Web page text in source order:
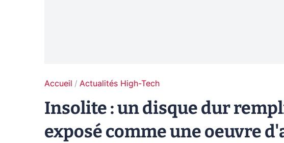
Accueil Actualités High-Tech
Insolite : un disque dur
exposé comme une oeuvre